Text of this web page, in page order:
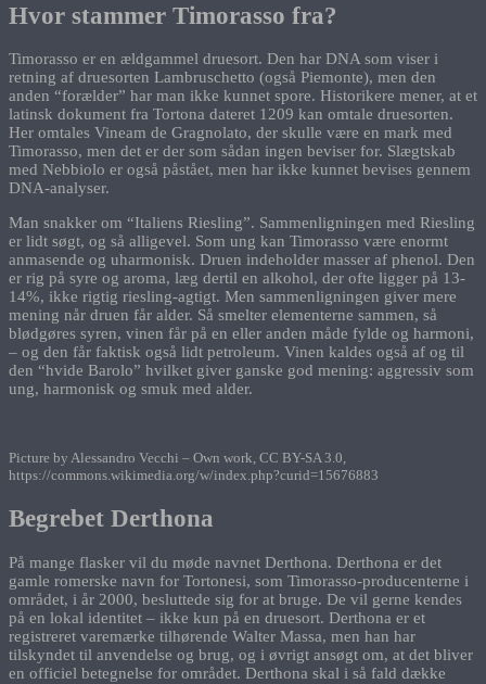
Hvor stammer Timorasso fra?
Timorasso er en ældgammel druesort. Den har DNA som viser i
retning af druesorten Lambruschetto (også Piemonte), men den
anden “forælder” har man ikke kunnet spore. Historikere mener, at et
latinsk dokument fra Tortona dateret 1209 kan omtale druesorten.
Her omtales Vineam de Gragnolato, der skulle være en mark med
Timorasso, men det er der som sådan ingen beviser for. Slægtskab
med Nebbiolo er også påstået, men har ikke kunnet bevises gennem
DNA-analyser.
Man snakker om “Italiens Riesling”. Sammenligningen med Riesling
er lidt søgt, og så alligevel. Som ung kan Timorasso være enormt
anmasende og uharmonisk. Druen indeholder masser af phenol. Den
er rig på syre og aroma, læg dertil en alkohol, der ofte ligger på 13-
14%, ikke rigtig riesling-agtigt. Men sammenligningen giver mere
mening når druen får alder. Så smelter elementerne sammen, så
blødgøres syren, vinen får på en eller anden måde fylde og harmoni,
– og den får faktisk også lidt petroleum. Vinen kaldes også af og til
den “hvide Barolo” hvilket giver ganske god mening: aggressiv som
ung, harmonisk og smuk med alder.
Picture by Alessandro Vecchi – Own work, CC BY-SA 3.0,
https://commons.wikimedia.org/w/index.php?curid=15676883
Begrebet Derthona
På mange flasker vil du møde navnet Derthona. Derthona er det
gamle romerske navn for Tortonesi, som Timorasso-producenterne i
området, i år 2000, besluttede sig for at bruge. De vil gerne kendes
på en lokal identitet – ikke kun på en druesort. Derthona er et
registreret varemærke tilhørende Walter Massa, men han har
tilskyndet til anvendelse og brug, og i øvrigt ansøgt om, at det bliver
en officiel betegnelse for området. Derthona skal i så fald dække